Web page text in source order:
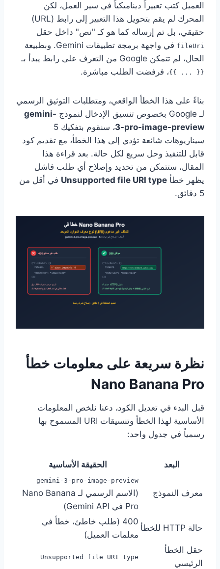
العميل كتب تعبيراً ديناميكياً في سير العمل، لكن
المحرك لم يقم بتحويل هذا التعبير إلى رابط (URL)
حقيقي، بل تم إرساله كما هو كـ "نص" داخل حقل
fileUri
في واجهة برمجة تطبيقات Gemini. وبطبيعة
الحال، لم تتمكن Google من التعرف على رابط يبدأ بـ
{{ ... }}، فرفضت الطلب مباشرة.
بناءً على هذا الخطأ الواقعي، ومتطلبات التوثيق الرسمي
لـ Google بخصوص تنسيق الإدخال لنموذج
gemini-
3-pro-image-preview
، سنقوم بتفكيك 5
سيناريوهات شائعة تؤدي إلى هذا الخطأ، مع تقديم كود
قابل للتنفيذ وحل سريع لكل حالة. بعد قراءة هذا
المقال، ستتمكن من تحديد وإصلاح أي طلب فاشل
يظهر خطأ Unsupported file URI type في أقل من
5 دقائق.
نظرة سريعة على معلومات خطأ
Nano Banana Pro
قبل البدء في تعديل الكود، دعنا نلخص المعلومات
الأساسية لهذا الخطأ وتنسيقات URI المسموح بها
رسمياً في جدول واحد:
البعد الحقيقة الأساسية
معرف النموذج
gemini-3-pro-image-preview
(الاسم الرسمي لـ Nano Banana
Pro في Gemini API)
حالة HTTP للخطأ
400 (طلب خاطئ، خطأ في
معلمات العميل)
حقل الخطأ
الرئيسي
Unsupported file URI type